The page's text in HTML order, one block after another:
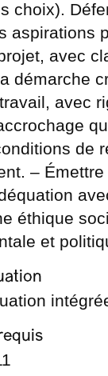
choix).
aspirations
avec
démarche
avec
de
–
éthique
et